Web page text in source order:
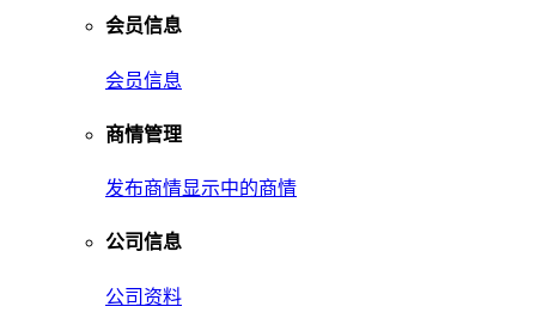
会员信息
会员信息
商情管理
发布商情显示中的商情
公司信息
公司资料